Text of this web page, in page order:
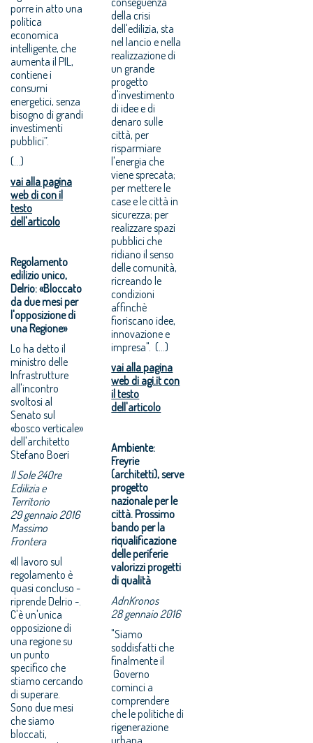
porre in atto una
politica
economica
intelligente, che
aumenta il PIL,
contiene i
consumi
energetici, senza
bisogno di grandi
investimenti
pubblici”.
(...)
vai alla pagina
web di con il
testo
dell'articolo
Regolamento
edilizio unico,
Delrio: «Bloccato
da due mesi per
l'opposizione di
una Regione»
Lo ha detto il
ministro delle
Infrastrutture
all'incontro
svoltosi al
Senato sul
«bosco verticale»
dell'architetto
Stefano Boeri
Il Sole 24Ore
Edilizia e
Territorio
29 gennaio 2016
Massimo
Frontera
«Il lavoro sul
regolamento è
quasi concluso -
riprende Delrio -.
C'è un'unica
opposizione di
una regione su
un punto
specifico che
stiamo cercando
di superare.
Sono due mesi
che siamo
bloccati,
della crisi
dell'edilizia, sta
nel lancio e nella
realizzazione di
un grande
progetto
d'investimento
di idee e di
denaro sulle
città, per
risparmiare
l'energia che
viene sprecata;
per mettere le
case e le città in
sicurezza; per
realizzare spazi
pubblici che
ridiano il senso
delle comunità,
ricreando le
condizioni
affinchè
fioriscano idee,
innovazione e
impresa". (...)
vai alla pagina
web di agi.it con
il testo
dell'articolo
Ambiente:
Freyrie
(architetti), serve
progetto
nazionale per le
città. Prossimo
bando per la
riqualificazione
delle periferie
valorizzi progetti
di qualità
AdnKronos
28 gennaio 2016
"Siamo
soddisfatti che
finalmente il
Governo
cominci a
comprendere
che le politiche di
rigenerazione
urbana